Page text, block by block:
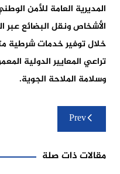
المديرية العامة للأمن
الأشخاص ونقل البضائع عبر
خلال توفير خدمات شرطية
تراعي المعايير الدولية
وسلامة الملاحة الجوية.
تصفّح
المقالاتPrev
مقالات ذات صلة